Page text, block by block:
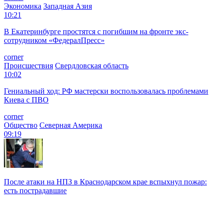
Экономика Западная Азия
10:21
В Екатеринбурге простятся с погибшим на фронте экс-
сотрудником «ФедералПресс»
corner
Происшествия Свердловская область
10:02
Гениальный ход: РФ мастерски воспользовалась проблемами
Киева с ПВО
corner
Общество Северная Америка
09:19
После атаки на НПЗ в Краснодарском крае вспыхнул пожар:
есть пострадавшие